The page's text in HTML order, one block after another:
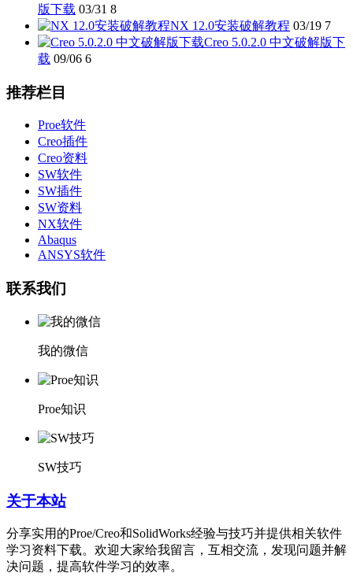
版下载 03/31 8
NX 12.0安装破解教程 03/19 7
Creo 5.0.2.0 中文破解版下
载 09/06 6
推荐栏目
Proe软件
Creo插件
Creo资料
SW软件
SW插件
SW资料
NX软件
Abaqus
ANSYS软件
联系我们
我的微信
Proe知识
SW技巧
关于本站
分享实用的Proe/Creo和SolidWorks经验与技巧并提供相关软件
学习资料下载。欢迎大家给我留言，互相交流，发现问题并解
决问题，提高软件学习的效率。